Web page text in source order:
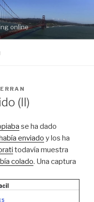
online
(II)
se ha dado
enviado y los ha
todavía muestra
colado. Una captura